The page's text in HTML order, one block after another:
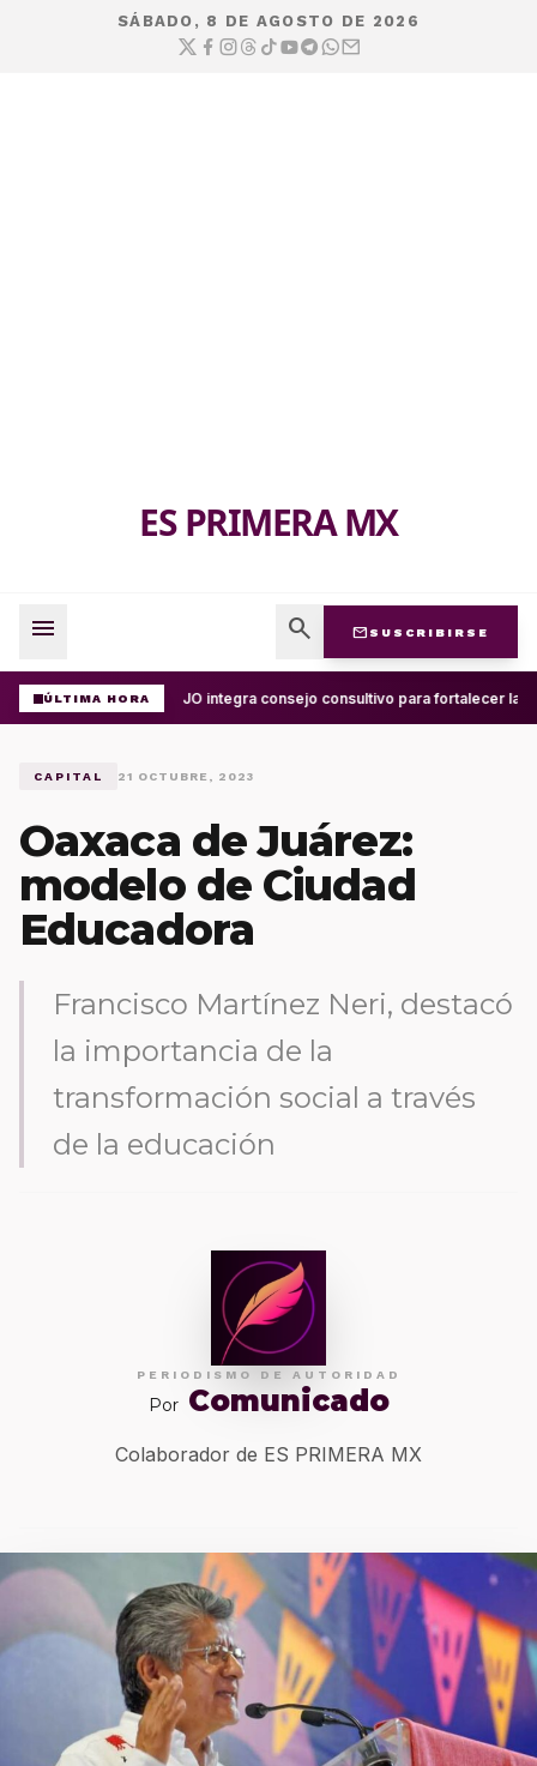
SÁBADO, 8 DE AGOSTO DE 2026
ES PRIMERA MX
menu search mail SUSCRIBIRSE
ÚLTIMA HORAUABJO integra consejo consultivo para fortalecer la
CAPITAL 21 OCTUBRE, 2023
Oaxaca de Juárez:
modelo de Ciudad
Educadora
Francisco Martínez Neri, destacó
la importancia de la
transformación social a través
de la educación
PERIODISMO DE AUTORIDAD
Por Comunicado
Colaborador de ES PRIMERA MX